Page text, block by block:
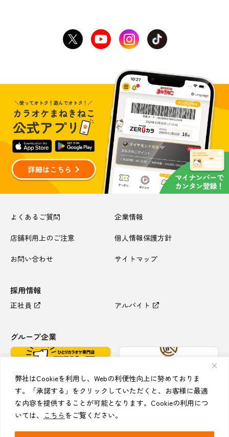
弊社はCookieを利用し、Webの利便性向上に努めておりま
す。「承諾する」をクリックしていただくと、お客様に最適
な内容を提供することが可能となります。Cookieの利用につ
いては、 こちら をご覧ください。
よくあるご質問 企業情報
店舗利用上のご注意 個人情報保護方針
お問い合わせ サイトマップ
採用情報
正社員 アルバイト
グループ企業